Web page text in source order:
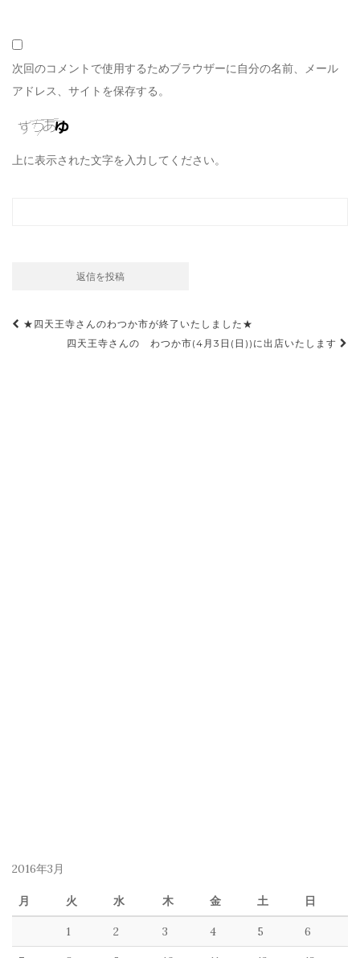
次回のコメントで使用するためブラウザーに自分の名前、メール
アドレス、サイトを保存する。
上に表示された文字を入力してください。
投★四天王寺さんのわつか市が終了いたしました★
四天王寺さんの わつか市(4月3日(日))に出店いたします
2016年3月
月 火 水 木 金 土 日
1 2 3 4 5 6